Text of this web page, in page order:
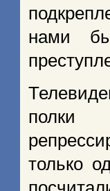
нами
полки
только